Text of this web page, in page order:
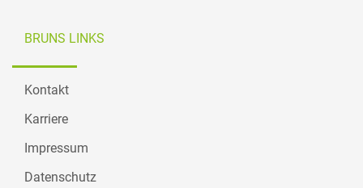
BRUNS LINKS
Kontakt
Karriere
Impressum
Datenschutz